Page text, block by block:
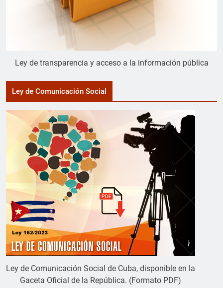
Ley de transparencia y acceso a la información pública
Ley de Comunicación Social
Ley de Comunicación Social de Cuba, disponible en la
Gaceta Oficial de la República. (Formato PDF)